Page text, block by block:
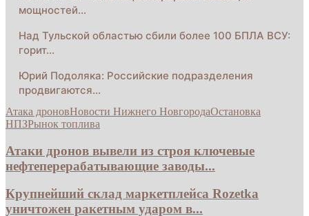
мощностей…
Над Тульской областью сбили более 100 БПЛА ВСУ:
горит…
Юрий Подоляка: Российские подразделения
продвигаются…
Атака дроновНовости Нижнего НовгородаОстановка
НПЗРынок топлива
Атаки дронов вывели из строя ключевые
нефтеперерабатывающие заводы...
Крупнейший склад маркетплейса Rozetka
уничтожен ракетным ударом в...